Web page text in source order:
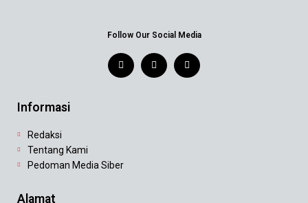
Follow Our Social Media
Informasi
Redaksi
Tentang Kami
Pedoman Media Siber
Alamat